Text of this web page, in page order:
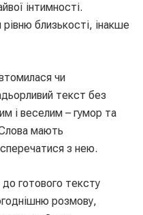
інтимності.
близькості, інакше
чи
текст без
і веселим – гумор та
мають
з нею.
готового тексту
розмову,